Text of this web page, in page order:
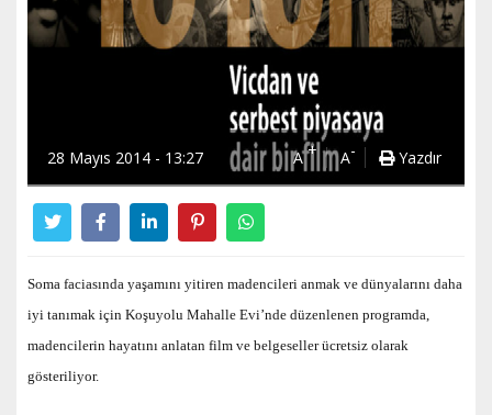
28 Mayıs 2014 - 13:27 A+ A- Yazdır
Soma faciasında yaşamını yitiren madencileri anmak ve dünyalarını daha
iyi tanımak için Koşuyolu Mahalle Evi’nde düzenlenen programda,
madencilerin hayatını anlatan film ve belgeseller ücretsiz olarak
gösteriliyor.